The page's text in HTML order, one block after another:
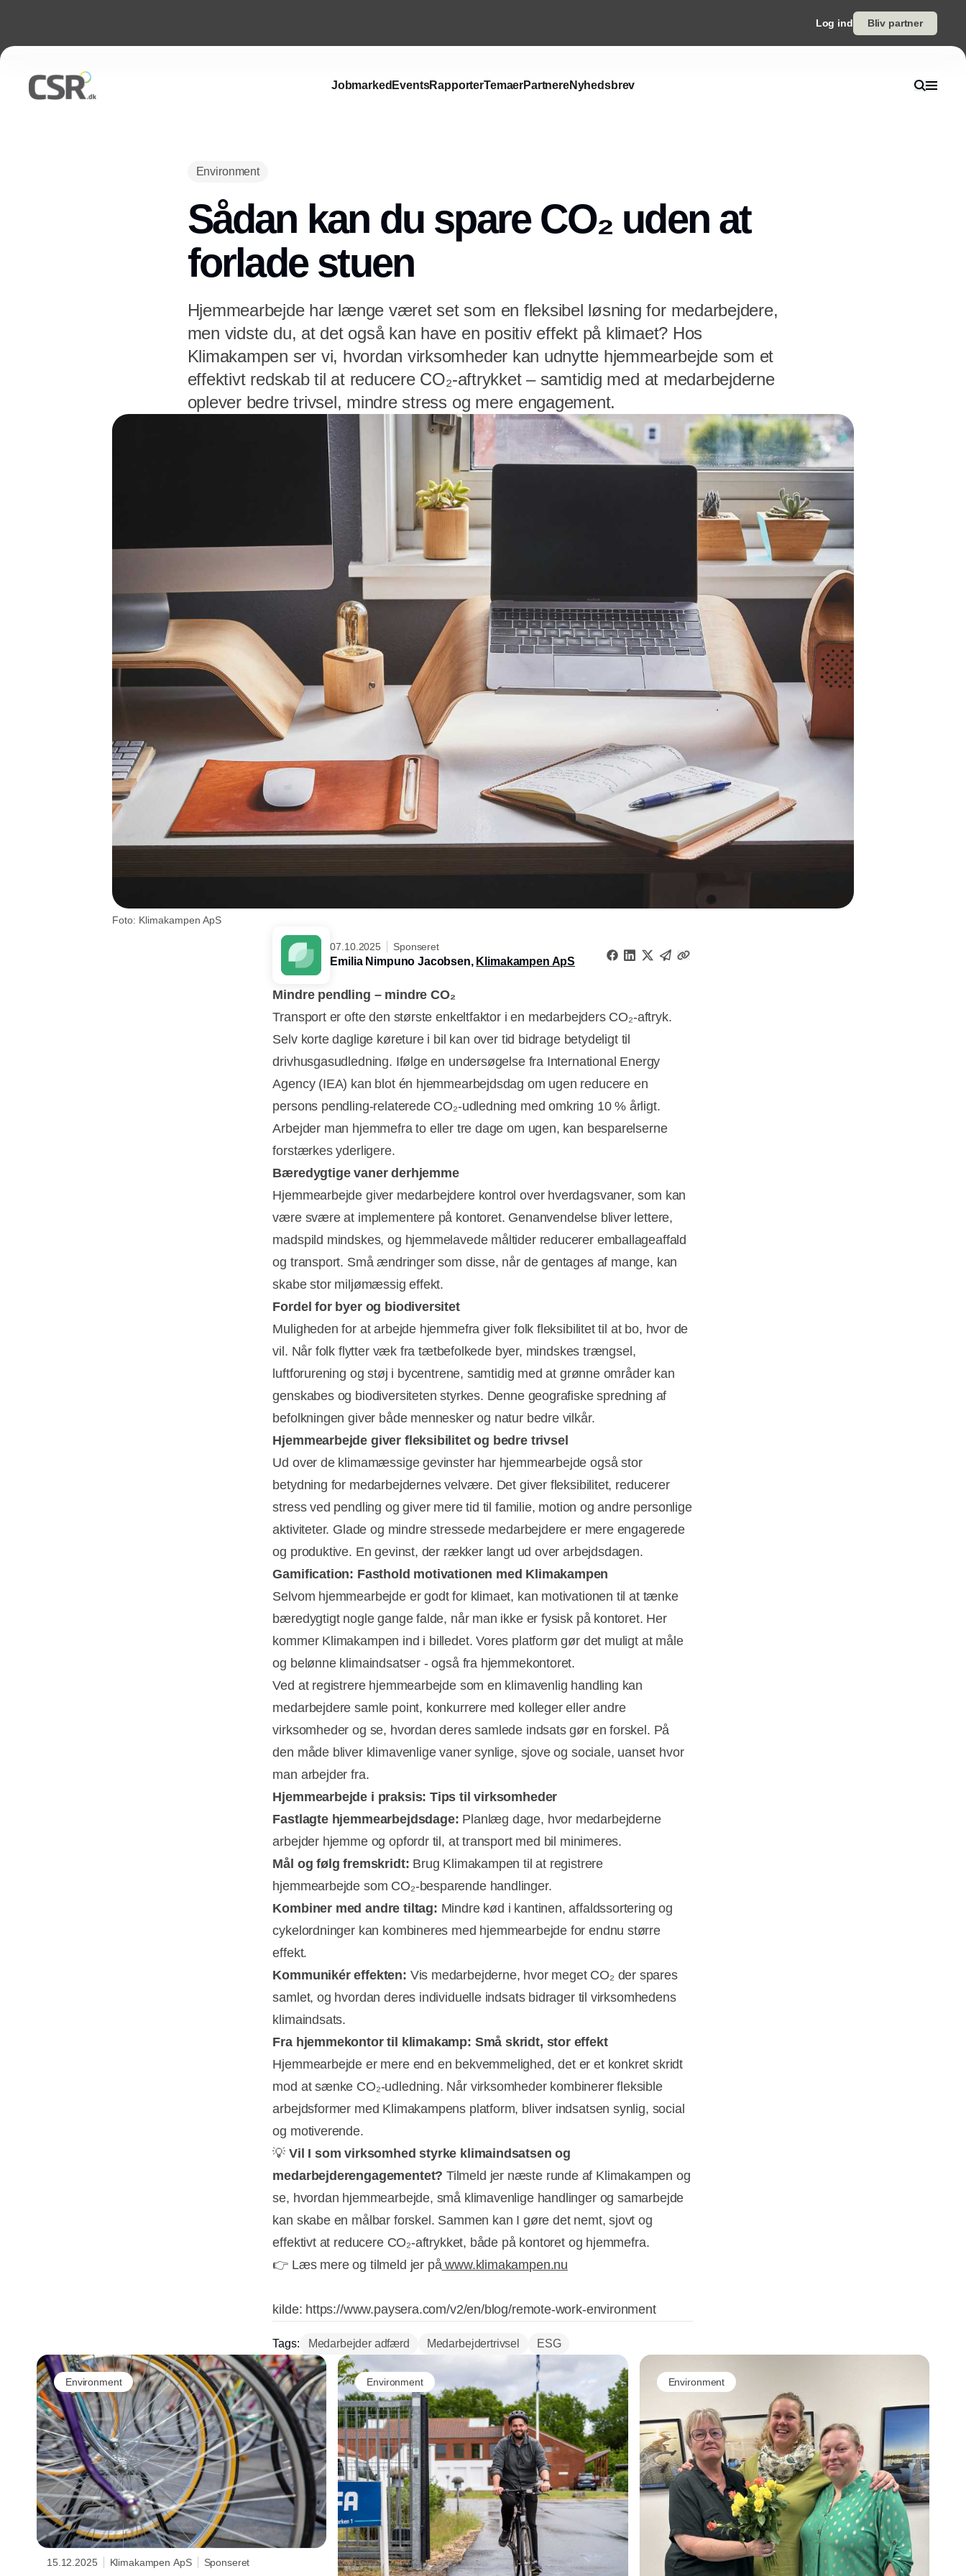
Log ind Bliv partner
Jobmarked EventsRapporterTemaerPartnereNyhedsbrev
Environment
Sådan kan du spare CO₂ uden at
forlade stuen
Hjemmearbejde har længe været set som en fleksibel løsning for medarbejdere,
men vidste du, at det også kan have en positiv effekt på klimaet? Hos
Klimakampen ser vi, hvordan virksomheder kan udnytte hjemmearbejde som et
effektivt redskab til at reducere CO₂-aftrykket – samtidig med at medarbejderne
oplever bedre trivsel, mindre stress og mere engagement.
Foto: Klimakampen ApS
07.10.2025 Sponseret
Emilia Nimpuno Jacobsen, Klimakampen ApS
Mindre pendling – mindre CO₂
Transport er ofte den største enkeltfaktor i en medarbejders CO₂-aftryk.
Selv korte daglige køreture i bil kan over tid bidrage betydeligt til
drivhusgasudledning. Ifølge en undersøgelse fra International Energy
Agency (IEA) kan blot én hjemmearbejdsdag om ugen reducere en
persons pendling-relaterede CO₂-udledning med omkring 10 % årligt.
Arbejder man hjemmefra to eller tre dage om ugen, kan besparelserne
forstærkes yderligere.
Bæredygtige vaner derhjemme
Hjemmearbejde giver medarbejdere kontrol over hverdagsvaner, som kan
være svære at implementere på kontoret. Genanvendelse bliver lettere,
madspild mindskes, og hjemmelavede måltider reducerer emballageaffald
og transport. Små ændringer som disse, når de gentages af mange, kan
skabe stor miljømæssig effekt.
Fordel for byer og biodiversitet
Muligheden for at arbejde hjemmefra giver folk fleksibilitet til at bo, hvor de
vil. Når folk flytter væk fra tætbefolkede byer, mindskes trængsel,
luftforurening og støj i bycentrene, samtidig med at grønne områder kan
genskabes og biodiversiteten styrkes. Denne geografiske spredning af
befolkningen giver både mennesker og natur bedre vilkår.
Hjemmearbejde giver fleksibilitet og bedre trivsel
Ud over de klimamæssige gevinster har hjemmearbejde også stor
betydning for medarbejdernes velvære. Det giver fleksibilitet, reducerer
stress ved pendling og giver mere tid til familie, motion og andre personlige
aktiviteter. Glade og mindre stressede medarbejdere er mere engagerede
og produktive. En gevinst, der rækker langt ud over arbejdsdagen.
Gamification: Fasthold motivationen med Klimakampen
Selvom hjemmearbejde er godt for klimaet, kan motivationen til at tænke
bæredygtigt nogle gange falde, når man ikke er fysisk på kontoret. Her
kommer Klimakampen ind i billedet. Vores platform gør det muligt at måle
og belønne klimaindsatser - også fra hjemmekontoret.
Ved at registrere hjemmearbejde som en klimavenlig handling kan
medarbejdere samle point, konkurrere med kolleger eller andre
virksomheder og se, hvordan deres samlede indsats gør en forskel. På
den måde bliver klimavenlige vaner synlige, sjove og sociale, uanset hvor
man arbejder fra.
Hjemmearbejde i praksis: Tips til virksomheder
Fastlagte hjemmearbejdsdage: Planlæg dage, hvor medarbejderne
arbejder hjemme og opfordr til, at transport med bil minimeres.
Mål og følg fremskridt: Brug Klimakampen til at registrere
hjemmearbejde som CO₂-besparende handlinger.
Kombiner med andre tiltag: Mindre kød i kantinen, affaldssortering og
cykelordninger kan kombineres med hjemmearbejde for endnu større
effekt.
Kommunikér effekten: Vis medarbejderne, hvor meget CO₂ der spares
samlet, og hvordan deres individuelle indsats bidrager til virksomhedens
klimaindsats.
Fra hjemmekontor til klimakamp: Små skridt, stor effekt
Hjemmearbejde er mere end en bekvemmelighed, det er et konkret skridt
mod at sænke CO₂-udledning. Når virksomheder kombinerer fleksible
arbejdsformer med Klimakampens platform, bliver indsatsen synlig, social
og motiverende.
💡Vil I som virksomhed styrke klimaindsatsen og
medarbejderengagementet? Tilmeld jer næste runde af Klimakampen og
se, hvordan hjemmearbejde, små klimavenlige handlinger og samarbejde
kan skabe en målbar forskel. Sammen kan I gøre det nemt, sjovt og
effektivt at reducere CO₂-aftrykket, både på kontoret og hjemmefra.
👉 Læs mere og tilmeld jer påwww.klimakampen.nu
kilde: https://www.paysera.com/v2/en/blog/remote-work-environment
Tags: Medarbejder adfærd Medarbejdertrivsel ESG
Environment
15.12.2025 Klimakampen ApS Sponseret
Environment Environment